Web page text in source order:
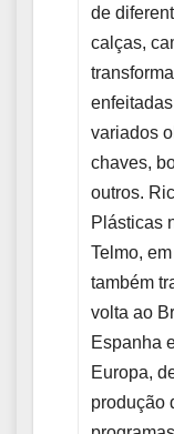
de
calças,
variados
chaves,
outros.
Plásticas
Telmo,
também
volta ao
Espanha
Europa,
produção